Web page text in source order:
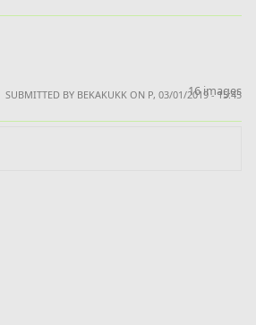
16 images
SUBMITTED BY BEKAKUKK ON P, 03/01/2019 - 15:45